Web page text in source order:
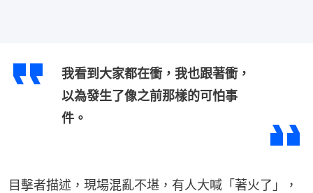
​我看到大家都在衝，我也跟著衝，
以為發生了像之前那樣的可怕事
件。
目擊者描述，現場混亂不堪，有人大喊「著火了」，